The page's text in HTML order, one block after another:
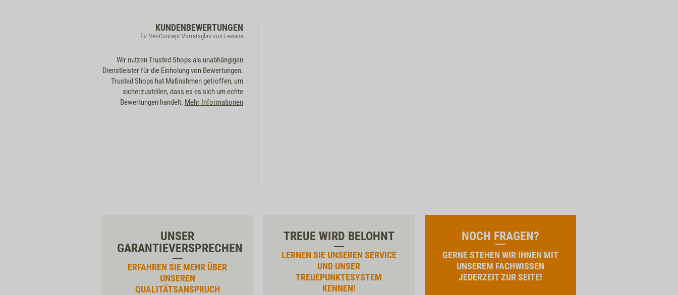
KUNDENBEWERTUNGEN
für Vet-Concept Vorratsglas von Lewana
Wir nutzen Trusted Shops als unabhängigen
Dienstleister für die Einholung von Bewertungen.
Trusted Shops hat Maßnahmen getroffen, um
sicherzustellen, dass es es sich um echte
Bewertungen handelt. Mehr Informationen
UNSER
GARANTIEVERSPRECHEN
ERFAHREN SIE MEHR ÜBER
UNSEREN
QUALITÄTSANSPRUCH
TREUE WIRD BELOHNT
LERNEN SIE UNSEREN SERVICE
UND UNSER
TREUEPUNKTESYSTEM
KENNEN!
NOCH FRAGEN?
GERNE STEHEN WIR IHNEN MIT
UNSEREM FACHWISSEN
JEDERZEIT ZUR SEITE!